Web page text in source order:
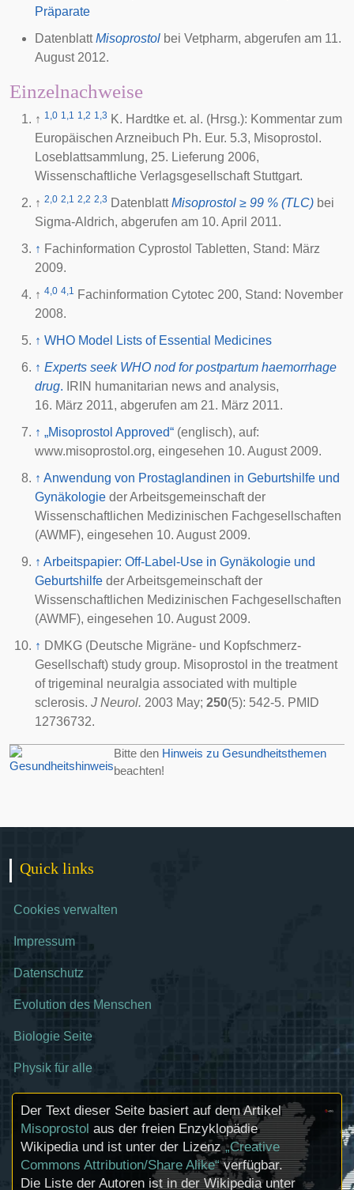
Präparate
DatenblattMisoprostol bei Vetpharm, abgerufen am 11.
August 2012.
Einzelnachweise
↑ 1,0 1,1 1,2 1,3 K. Hardtke et. al. (Hrsg.): Kommentar zum
Europäischen Arzneibuch Ph. Eur. 5.3, Misoprostol.
Loseblattsammlung, 25. Lieferung 2006,
Wissenschaftliche Verlagsgesellschaft Stuttgart.
↑ 2,0 2,1 2,2 2,3 DatenblattMisoprostol ≥ 99 % (TLC) bei
Sigma-Aldrich, abgerufen am 10. April 2011.
↑ Fachinformation Cyprostol Tabletten, Stand: März
2009.
↑ 4,0 4,1
Fachinformation Cytotec 200, Stand: November
2008.
↑ WHO Model Lists of Essential Medicines
↑ Experts seek WHO nod for postpartum haemorrhage
drug. IRIN humanitarian news and analysis,
16. März 2011, abgerufen am 21. März 2011.
↑ „Misoprostol Approved“ (englisch), auf:
www.misoprostol.org, eingesehen 10. August 2009.
↑ Anwendung von Prostaglandinen in Geburtshilfe und
Gynäkologie der Arbeitsgemeinschaft der
Wissenschaftlichen Medizinischen Fachgesellschaften
(AWMF), eingesehen 10. August 2009.
↑ Arbeitspapier: Off-Label-Use in Gynäkologie und
Geburtshilfe der Arbeitsgemeinschaft der
Wissenschaftlichen Medizinischen Fachgesellschaften
(AWMF), eingesehen 10. August 2009.
↑ DMKG (Deutsche Migräne- und Kopfschmerz-
Gesellschaft) study group. Misoprostol in the treatment
of trigeminal neuralgia associated with multiple
sclerosis. J Neurol. 2003 May; 250(5): 542-5. PMID
12736732.
Bitte den Hinweis zu Gesundheitsthemen
beachten!
Quick links
Cookies verwalten
Impressum
Datenschutz
Evolution des Menschen
Biologie Seite
Physik für alle
Der Text dieser Seite basiert auf dem Artikel
Misoprostol aus der freien Enzyklopädie
Wikipedia und ist unter der Lizenz„Creative
Commons Attribution/Share Alike“verfügbar.
Die Liste der Autoren ist in der Wikipedia unter